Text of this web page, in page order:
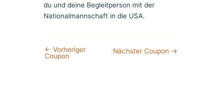
du und deine Begleitperson mit der
Nationalmannschaft in die USA.
← Vorheriger
Coupon
Nächster Coupon →